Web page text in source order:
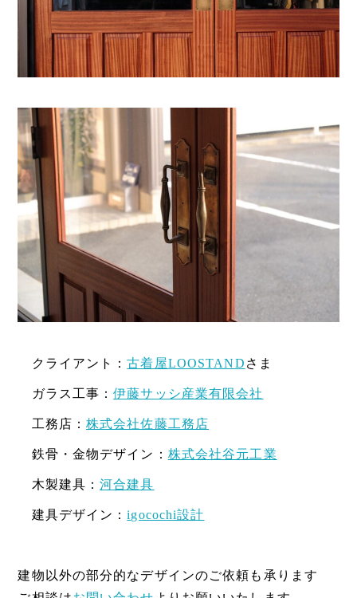
クライアント：古着屋LOOSTAND さま
ガラス工事：伊藤サッシ産業有限会社
工務店： 株式会社佐藤工務店
鉄骨・金物デザイン： 株式会社谷元工業
木製建具：河合建具
建具デザイン：igocochi設計
建物以外の部分的なデザインのご依頼も承ります